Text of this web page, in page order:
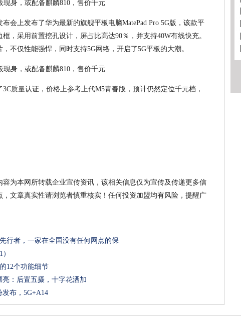
会上发布了华为最新的旗舰平板电脑MatePad Pro 5G版，该款平
，采用前置挖孔设计，屏占比高达90％，并支持40W有线快充。
，不仅性能强悍，同时支持5G网络，开启了5G平板的大潮。
质量认证，价格上参考上代M5青春版，预计仍然定位千元档，
容为本网所转载企业宣传资讯，该相关信息仅为宣传及传递更多信
文章真实性请浏览者慎重核实！任何投资加盟均有风险，提醒广
行者，一家在全国没有任何网点的保
12个功能细节
亮：后置五摄，十字花洒加
发布，5G+A14